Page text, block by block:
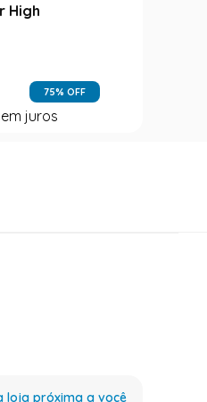
High
75% OFF
loja próxima a você